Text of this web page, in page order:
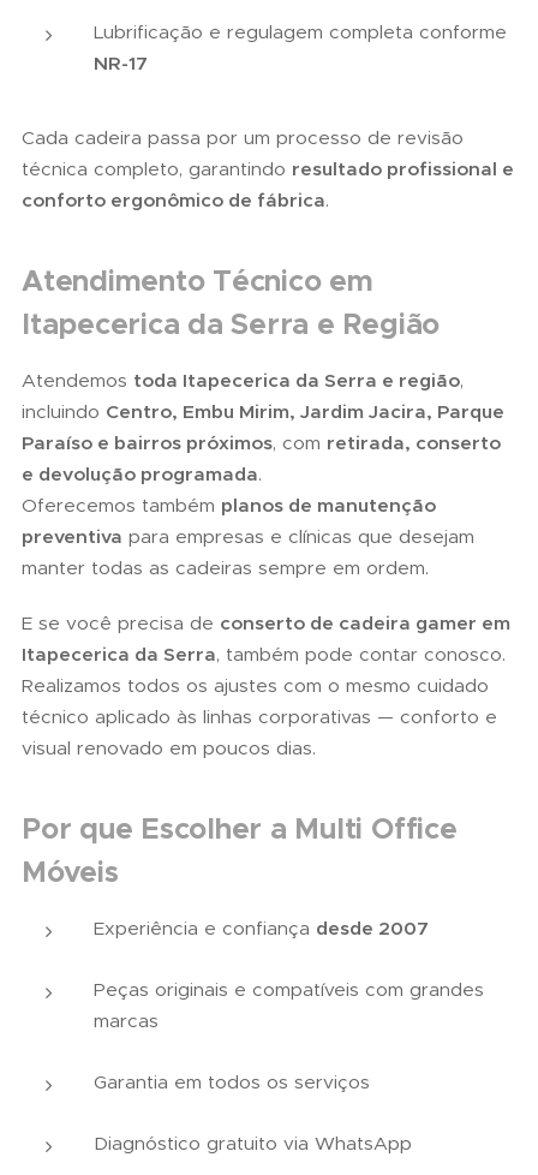
Lubrificação e regulagem completa conforme
NR-17
Cada cadeira passa por um processo de revisão
técnica completo, garantindo resultado profissional e
conforto ergonômico de fábrica.
Atendimento Técnico em
Itapecerica da Serra e Região
Atendemos toda Itapecerica da Serra e região,
incluindo Centro, Embu Mirim, Jardim Jacira, Parque
Paraíso e bairros próximos, com retirada, conserto
e devolução programada.
Oferecemos também planos de manutenção
preventiva para empresas e clínicas que desejam
manter todas as cadeiras sempre em ordem.
E se você precisa de conserto de cadeira gamer em
Itapecerica da Serra, também pode contar conosco.
Realizamos todos os ajustes com o mesmo cuidado
técnico aplicado às linhas corporativas — conforto e
visual renovado em poucos dias.
Por que Escolher a Multi Office
Móveis
Experiência e confiança desde 2007
Peças originais e compatíveis com grandes
marcas
Garantia em todos os serviços
Diagnóstico gratuito via WhatsApp